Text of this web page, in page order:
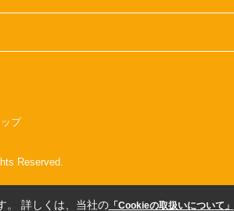
プ
Reserved.
。 詳しくは、当社の「Cookieの取扱いについて」